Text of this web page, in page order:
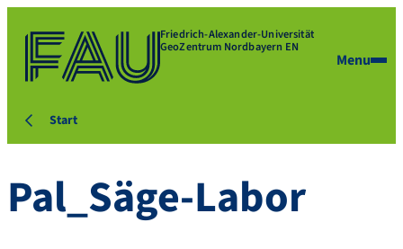
Friedrich-Alexander-Universität
GeoZentrum Nordbayern EN
Menu
Start
Pal_Säge-Labor